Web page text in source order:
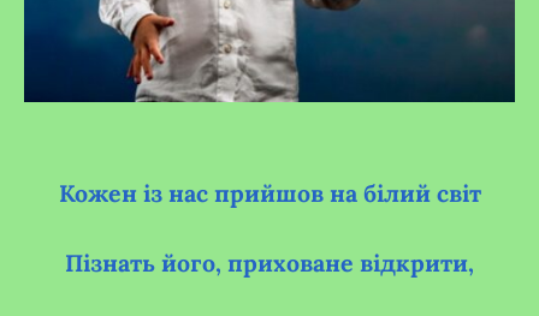
Кожен із нас прийшов на білий світ
Пізнать його, приховане відкрити,